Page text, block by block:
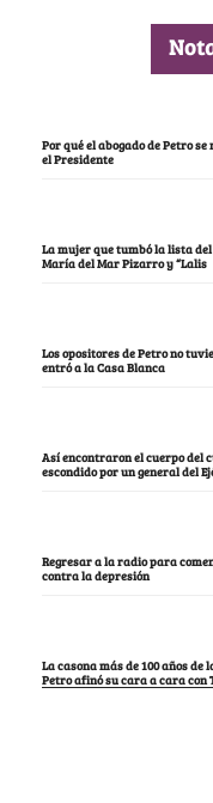
Por qué el abogado de Petro
el Presidente
La mujer que tumbó la lista
María del Mar Pizarro y “Lalis
Los opositores de Petro no
entró a la Casa Blanca
Así encontraron el cuerpo del
escondido por un general del
Regresar a la radio para
contra la depresión
La casona más de 100 años
Petro afinó su cara a cara con